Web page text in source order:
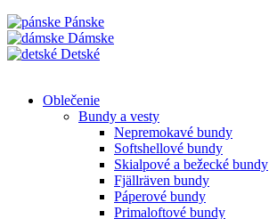
Pánske
Dámske
Detské
Oblečenie
Bundy a vesty
Nepremokavé bundy
Softshellové bundy
Skialpové a bežecké bundy
Fjällräven bundy
Páperové bundy
Primaloftové bundy